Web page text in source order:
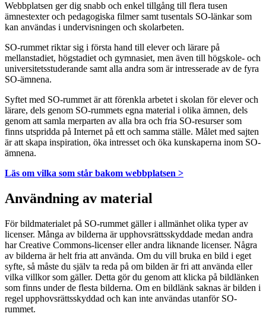
Webbplatsen ger dig snabb och enkel tillgång till flera tusen
ämnestexter och pedagogiska filmer samt tusentals SO-länkar som
kan användas i undervisningen och skolarbeten.
SO-rummet riktar sig i första hand till elever och lärare på
mellanstadiet, högstadiet och gymnasiet, men även till högskole- och
universitetsstuderande samt alla andra som är intresserade av de fyra
SO-ämnena.
Syftet med SO-rummet är att förenkla arbetet i skolan för elever och
lärare, dels genom SO-rummets egna material i olika ämnen, dels
genom att samla merparten av alla bra och fria SO-resurser som
finns utspridda på Internet på ett och samma ställe. Målet med sajten
är att skapa inspiration, öka intresset och öka kunskaperna inom SO-
ämnena.
Läs om vilka som står bakom webbplatsen >
Användning av material
För bildmaterialet på SO-rummet gäller i allmänhet olika typer av
licenser. Många av bilderna är upphovsrättsskyddade medan andra
har Creative Commons-licenser eller andra liknande licenser. Några
av bilderna är helt fria att använda. Om du vill bruka en bild i eget
syfte, så måste du själv ta reda på om bilden är fri att använda eller
vilka villkor som gäller. Detta gör du genom att klicka på bildlänken
som finns under de flesta bilderna. Om en bildlänk saknas är bilden i
regel upphovsrättsskyddad och kan inte användas utanför SO-
rummet.